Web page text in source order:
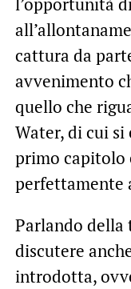
cattura da
avvenimento
quello che
Water, di cui
primo capitolo
perfettamente
Parlando della
discutere
introdotta,